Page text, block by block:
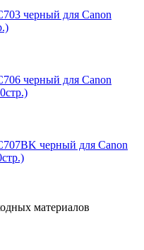
черный для Canon
черный для Canon
черный для Canon
материалов